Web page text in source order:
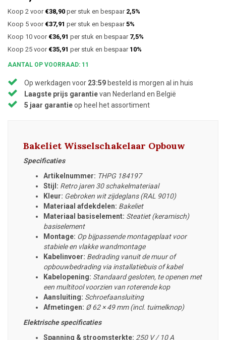
Koop 2 voor €38,90 per stuk en bespaar 2,5%
Koop 5 voor €37,91 per stuk en bespaar5%
Koop 10 voor €36,91 per stuk en bespaar 7,5%
Koop 25 voor €35,91 per stuk en bespaar 10%
AANTAL OP VOORRAAD: 11
Op werkdagen voor 23:59 besteld is morgen al in huis
Laagste prijs garantievan Nederland en België
5 jaar garantieop heel het assortiment
Bakeliet Wisselschakelaar Opbouw
Specificaties
Artikelnummer: THPG 184197
Stijl: Retro jaren 30 schakelmateriaal
Kleur: Gebroken wit zijdeglans (RAL 9010)
Materiaal afdekdelen: Bakeliet
Materiaal basiselement: Steatiet (keramisch)
basiselement
Montage: Op bijpassende montageplaat voor
stabiele en vlakke wandmontage
Kabelinvoer: Bedrading vanuit de muur of
opbouwbedrading via installatiebuis of kabel
Kabelopening: Standaard gesloten, te openen met
een multitool voorzien van roterende kop
Aansluiting: Schroefaansluiting
Afmetingen: Ø 62 × 49 mm (incl. tuimelknop)
Elektrische specificaties
Spanning & stroomsterkte: 250 V / 10 A